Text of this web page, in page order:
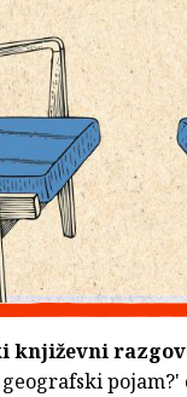
književni
pojam?'